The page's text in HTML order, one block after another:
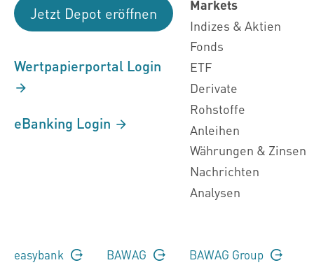
Jetzt Depot eröffnen
Wertpapierportal Login
eBanking Login
Markets
Indizes & Aktien
Fonds
ETF
Derivate
Rohstoffe
Anleihen
Währungen & Zinsen
Nachrichten
Analysen
easybank BAWAG BAWAG Group